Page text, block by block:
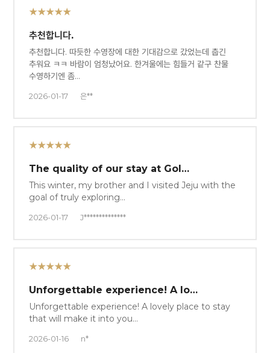
★★★★★
추천합니다.
추천합니다. 따듯한 수영장에 대한 기대감으로 갔었는데 춥긴
추워요 ㅋㅋ 바람이 엄청났어요. 한겨울에는 힘들거 같구 찬물
수영하기엔 좀…
2026-01-17 은**
★★★★★
The quality of our stay at Gol…
This winter, my brother and I visited Jeju with the
goal of truly exploring…
2026-01-17 J**************
★★★★★
Unforgettable experience! A lo…
Unforgettable experience! A lovely place to stay
that will make it into you…
2026-01-16 n*